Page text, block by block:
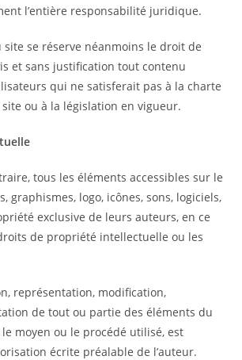
l’entière responsabilité juridique.
se réserve néanmoins le droit de
et sans justification tout contenu
qui ne satisferait pas à la charte
ou à la législation en vigueur.
tous les éléments accessibles sur le
graphismes, logo, icônes, sons, logiciels,
exclusive de leurs auteurs, en ce
de propriété intellectuelle ou les
représentation, modification,
de tout ou partie des éléments du
moyen ou le procédé utilisé, est
écrite préalable de l’auteur.